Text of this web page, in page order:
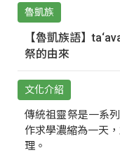
魯凱族
【魯凱族語】
祭的由來
文化介紹
傳統祖靈祭是一系
作求學濃縮為一天
理。